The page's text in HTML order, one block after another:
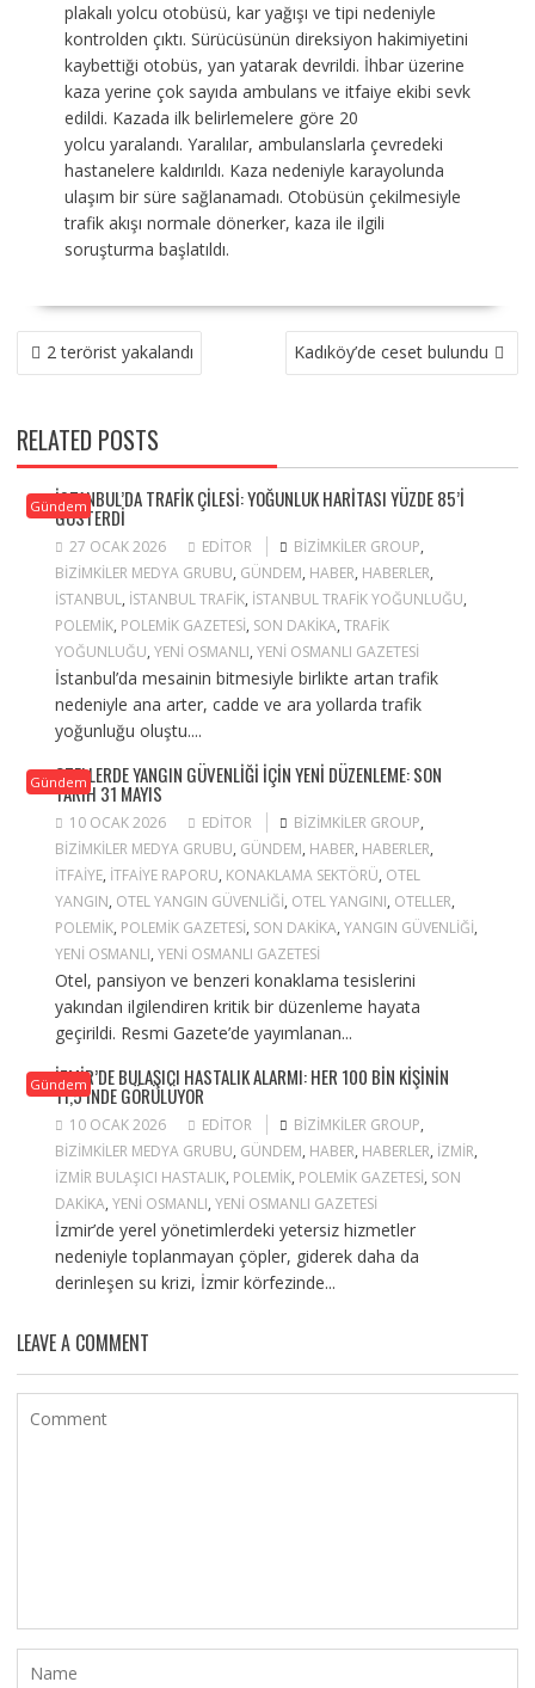
plakalı yolcu otobüsü, kar yağışı ve tipi nedeniyle
kontrolden çıktı. Sürücüsünün direksiyon hakimiyetini
kaybettiği otobüs, yan yatarak devrildi. İhbar üzerine
kaza yerine çok sayıda ambulans ve itfaiye ekibi sevk
edildi. Kazada ilk belirlemelere göre 20
yolcu yaralandı. Yaralılar, ambulanslarla çevredeki
hastanelere kaldırıldı. Kaza nedeniyle karayolunda
ulaşım bir süre sağlanamadı. Otobüsün çekilmesiyle
trafik akışı normale dönerker, kaza ile ilgili
soruşturma başlatıldı.
YAZI
GEZINMESI
2 terörist yakalandı Kadıköy’de ceset bulundu
RELATED POSTS
Gündem
İSTANBUL’DA TRAFIK ÇILESI: YOĞUNLUK HARITASI YÜZDE 85’I
GÖSTERDI
27 OCAK 2026 EDITOR BIZIMKILER GROUP,
BIZIMKILER MEDYA GRUBU, GÜNDEM, HABER, HABERLER,
ISTANBUL, ISTANBUL TRAFIK, ISTANBUL TRAFIK YOĞUNLUĞU,
POLEMIK, POLEMIK GAZETESI, SON DAKIKA, TRAFIK
YOĞUNLUĞU, YENI OSMANLI, YENI OSMANLI GAZETESI
İstanbul’da mesainin bitmesiyle birlikte artan trafik
nedeniyle ana arter, cadde ve ara yollarda trafik
yoğunluğu oluştu....
Gündem
OTELLERDE YANGIN GÜVENLIĞI IÇIN YENI DÜZENLEME: SON
TARIH 31 MAYIS
10 OCAK 2026 EDITOR BIZIMKILER GROUP,
BIZIMKILER MEDYA GRUBU, GÜNDEM, HABER, HABERLER,
ITFAIYE, ITFAIYE RAPORU, KONAKLAMA SEKTÖRÜ, OTEL
YANGIN, OTEL YANGIN GÜVENLIĞI, OTEL YANGINI, OTELLER,
POLEMIK, POLEMIK GAZETESI, SON DAKIKA, YANGIN GÜVENLIĞI,
YENI OSMANLI, YENI OSMANLI GAZETESI
Otel, pansiyon ve benzeri konaklama tesislerini
yakından ilgilendiren kritik bir düzenleme hayata
geçirildi. Resmi Gazete’de yayımlanan...
Gündem
İZMIR’DE BULAŞICI HASTALIK ALARMI: HER 100 BIN KIŞININ
11,5’INDE GÖRÜLÜYOR
10 OCAK 2026 EDITOR BIZIMKILER GROUP,
BIZIMKILER MEDYA GRUBU, GÜNDEM, HABER, HABERLER, IZMIR,
IZMIR BULAŞICI HASTALIK, POLEMIK, POLEMIK GAZETESI, SON
DAKIKA, YENI OSMANLI, YENI OSMANLI GAZETESI
İzmir’de yerel yönetimlerdeki yetersiz hizmetler
nedeniyle toplanmayan çöpler, giderek daha da
derinleşen su krizi, İzmir körfezinde...
LEAVE A COMMENT